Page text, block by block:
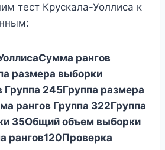
тест Крускала-Уоллиса к
Сумма рангов
размера выборки
Группа 245Группа размера
рангов Группа 322Группа
35Общий объем выборки
рангов120Проверка